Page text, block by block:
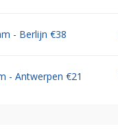
- Berlijn €38
- Antwerpen €21